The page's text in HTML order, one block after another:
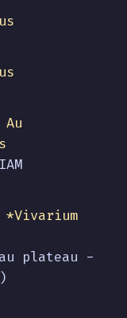
Au
*Vivarium
plateau -